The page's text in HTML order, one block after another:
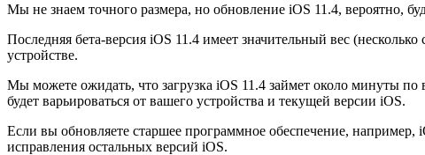
Мы не знаем точного размера, но обновление iOS 11.4, вероятно,
Последняя бета-версия iOS 11.4 имеет значительный вес
устройстве.
Мы можете ожидать, что загрузка iOS 11.4 займет около минуты по
будет варьироваться от вашего устройства и текущей версии iOS.
Если вы обновляете старшее программное обеспечение,
исправления остальных версий iOS.